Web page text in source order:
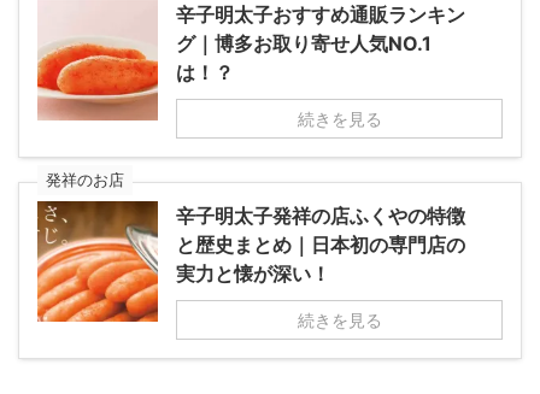
辛子明太子おすすめ通販ランキン
グ｜博多お取り寄せ人気NO.1
は！？
続きを見る
発祥のお店
辛子明太子発祥の店ふくやの特徴
と歴史まとめ｜日本初の専門店の
実力と懐が深い！
続きを見る